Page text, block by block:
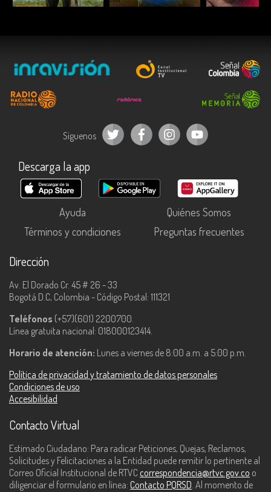
Síguenos
Descarga la app
Ayuda
Quiénes Somos
Términos y condiciones
Preguntas frecuentes
Dirección
Av. El Dorado Cr. 45 # 26 - 33
Bogotá D.C, Colombia - Código Postal: 111321
Teléfonos (+57)(601) 2200700.
Línea gratuita nacional: 018000123414.
Horario de atención: Lunes a viernes de 8:00 a.m. a 5:00 p.m.
Política de privacidad y tratamiento de datos personales
Condiciones de uso
Accesibilidad
Contacto Virtual
Estimado Ciudadano: Para radicar Peticiones, Quejas, Reclamos,
Solicitudes y Felicitaciones a la Entidad puede remitir lo pertinente al
Correo Oficial Institucional de RTVC correspondencia@rtvc.gov.co o
diligenciar el formulario en línea: Contacto PQRSD. Al momento de